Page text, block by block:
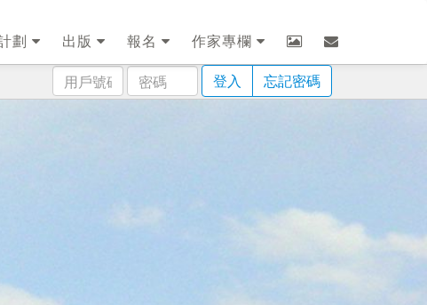
劃 出版 報名
作家專欄
用
戶
密
碼
登入 忘記密碼